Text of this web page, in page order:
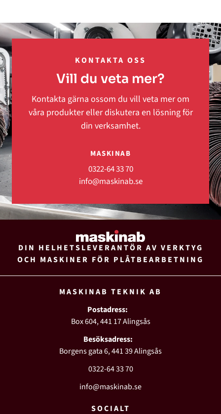
KONTAKTA OSS
Vill du veta mer?
Kontakta gärna ossom du vill veta mer om
våra produkter eller diskutera en lösning för
din verksamhet.
MASKINAB
0322-64 33 70
info@maskinab.se
DIN HELHETSLEVERANTÖR AV VERKTYG
OCH MASKINER FÖR PLÅTBEARBETNING
MASKINAB TEKNIK AB
Postadress:
Box 604, 441 17 Alingsås
Besöksadress:
Borgens gata 6, 441 39 Alingsås
0322-64 33 70
info@maskinab.se
SOCIALT